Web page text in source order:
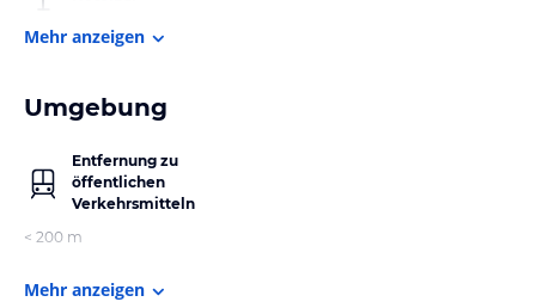
Mehr anzeigen
Umgebung
Entfernung zu
öffentlichen
Verkehrsmitteln
< 200 m
Mehr anzeigen